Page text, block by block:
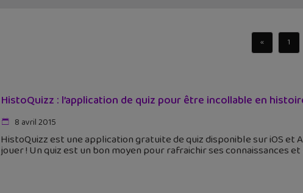
« 1
HistoQuizz : l’application de quiz pour être incollable en
8 avril 2015
HistoQuizz est une application gratuite de quiz disponible sur iOS et
jouer ! Un quiz est un bon moyen pour rafraichir ses connaissances